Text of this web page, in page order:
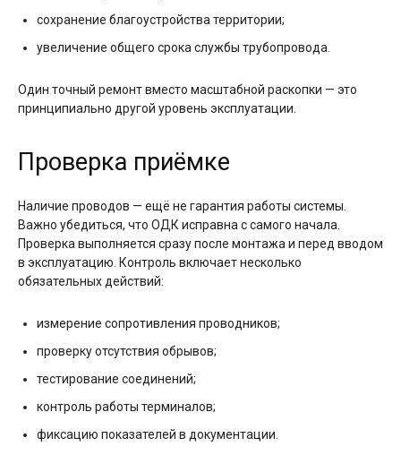
сохранение благоустройства территории;
увеличение общего срока службы трубопровода.
Один точный ремонт вместо масштабной раскопки — это
принципиально другой уровень эксплуатации.
Проверка приёмке
Наличие проводов — ещё не гарантия работы системы.
Важно убедиться, что ОДК исправна с самого начала.
Проверка выполняется сразу после монтажа и перед вводом
в эксплуатацию. Контроль включает несколько
обязательных действий:
измерение сопротивления проводников;
проверку отсутствия обрывов;
тестирование соединений;
контроль работы терминалов;
фиксацию показателей в документации.